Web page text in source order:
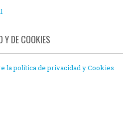
Y DE COOKIES
la política de privacidad y Cookies